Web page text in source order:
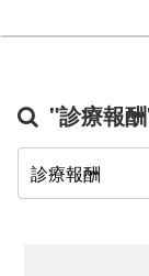
"診療報